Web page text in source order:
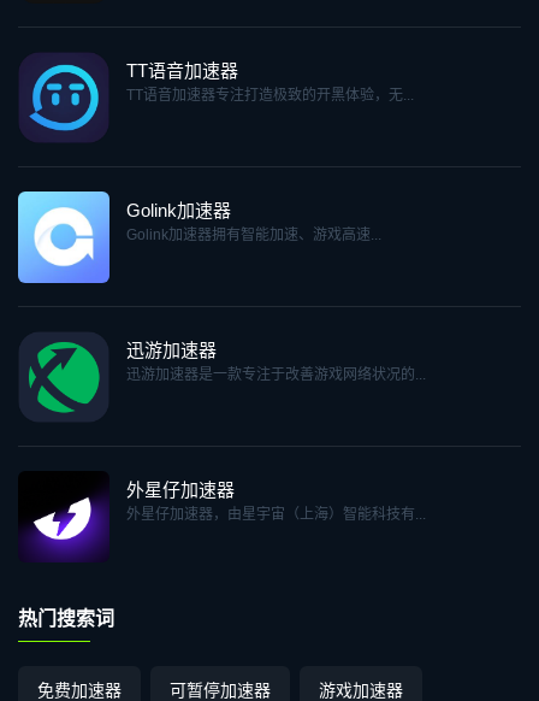
TT语音加速器
TT语音加速器专注打造极致的开黑体验，无...
Golink加速器
Golink加速器拥有智能加速、游戏高速...
迅游加速器
迅游加速器是一款专注于改善游戏网络状况的...
外星仔加速器
外星仔加速器，由星宇宙（上海）智能科技有...
热门搜索词
免费加速器 可暂停加速器 游戏加速器